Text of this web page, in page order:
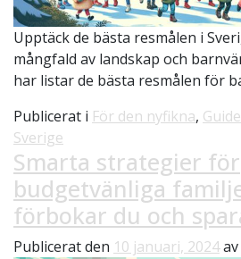
Upptäck de bästa resmålen i
mångfald av landskap och
har listar de bästa resmålen för
Publicerat i För den nyfikna, Guide
Sverige
Smarta strategier för
budgetvänliga
förbokar du och
Publicerat den 10 januari, 2024av